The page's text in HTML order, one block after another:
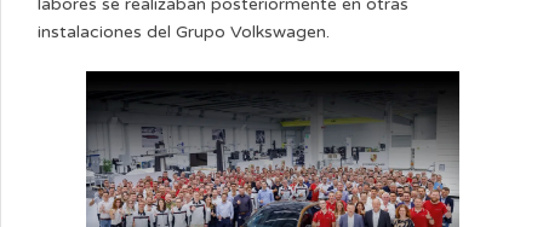
labores se realizaban posteriormente en otras
instalaciones del Grupo Volkswagen.